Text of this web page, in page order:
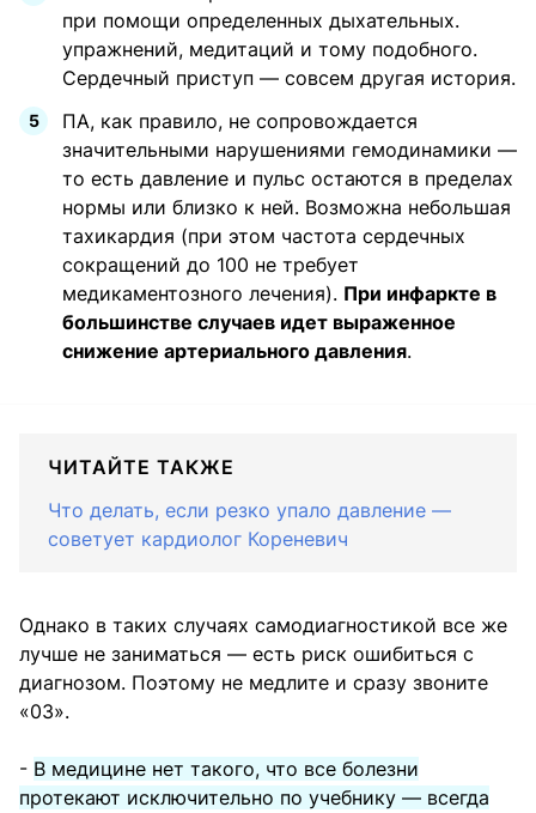
при помощи определенных дыхательных.
упражнений, медитаций и тому подобного.
Сердечный приступ — совсем другая история.
ПА, как правило, не сопровождается
значительными нарушениями гемодинамики —
то есть давление и пульс остаются в пределах
нормы или близко к ней. Возможна небольшая
тахикардия (при этом частота сердечных
сокращений до 100 не требует
медикаментозного лечения). При инфаркте в
большинстве случаев идет выраженное
снижение артериального давления.
ЧИТАЙТЕ ТАКЖЕ
Что делать, если резко упало давление —
советует кардиолог Кореневич
Однако в таких случаях самодиагностикой все же
лучше не заниматься — есть риск ошибиться с
диагнозом. Поэтому не медлите и сразу звоните
«03».
- В медицине нет такого, что все болезни
протекают исключительно по учебнику — всегда